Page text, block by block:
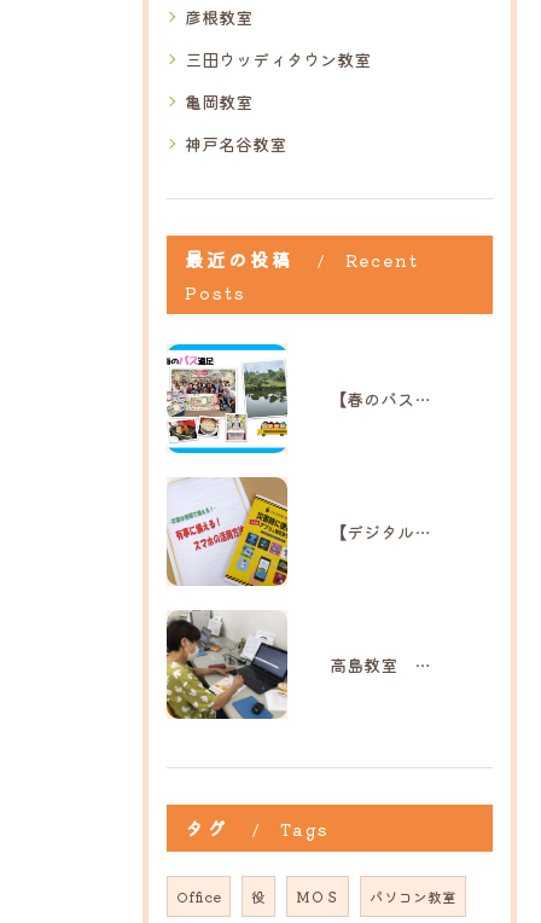
彦根教室
三田ウッディタウン教室
亀岡教室
神戸名谷教室
最近の投稿
Recent
Posts
【春のバス遠足】｜ひだまり高島教室
【デジタル防災講座】｜ひだまり彦根教室
高島教室 M様
タグ Tags
Office 役 ＭＯＳ パソコン教室